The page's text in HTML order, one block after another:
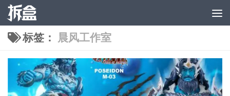
跳至内容
标签： 晨风工作室